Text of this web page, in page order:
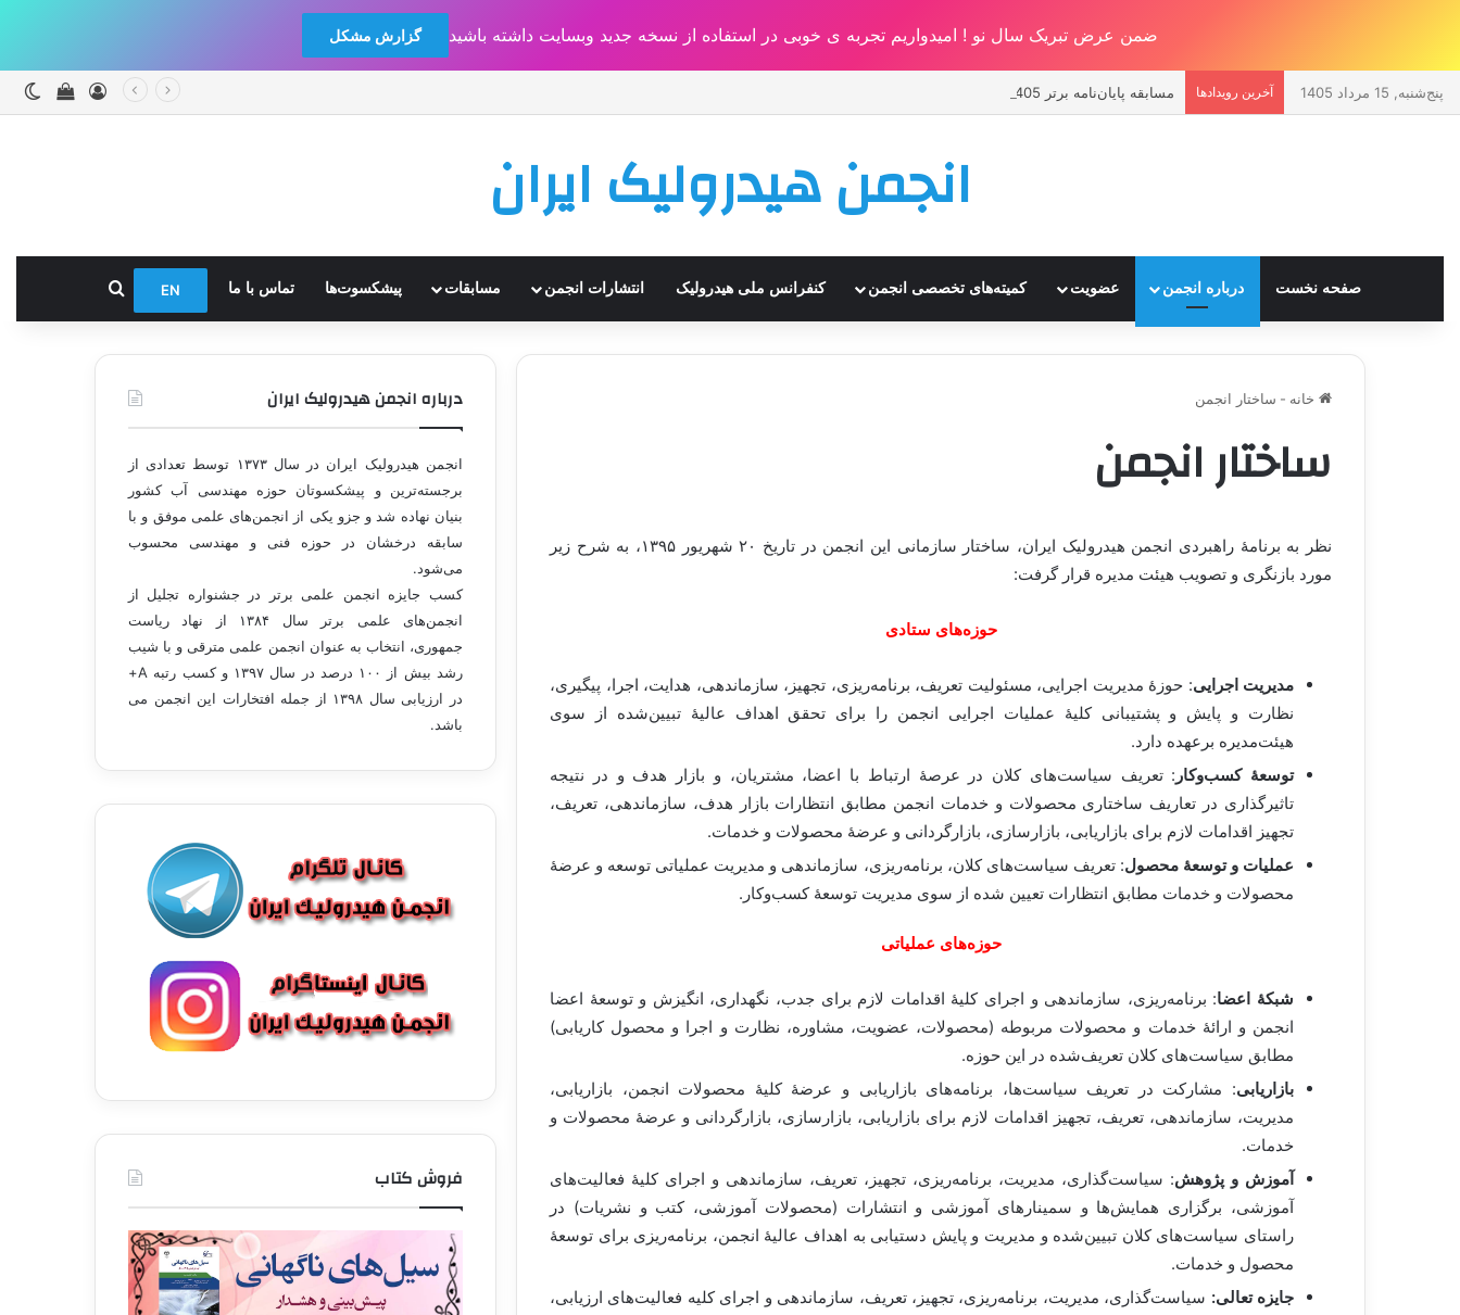
ضمن عرض تبریک سال نو ! امیدواریم تجربه ی خوبی در استفاده از نسخه جدید وبسایت داشته باشید گزارش مشکل
پنج‌شنبه, 15 مرداد 1405 آخرین رویدادها مسابقه پايان‌نامه برتر 1405 (هشتمين يادواره دکتر حسين صدقی) وروددیدن
انجمن هیدرولیک ایران
صفحه نخست درباره انجمن عضویت کمیته‌های تخصصی انجمن کنفرانس ملی هیدرولیک انتشارات انجمن مسابقات پیشکسوت‌ها تماس با ما EN جستجو برای
خانه - ساختار انجمن
ساختار انجمن
نظر به برنامۀ راهبردی انجمن هیدرولیک ایران، ساختار سازمانی این انجمن در تاریخ ۲۰ شهریور ۱۳۹۵، به شرح زیر
مورد بازنگری و تصویب هیئت مدیره قرار گرفت:
حوزه‌های ستادی
مدیریت اجرایی: حوزۀ مدیریت اجرایی، مسئولیت تعریف، برنامه‌ریزی، تجهیز، سازماندهی، هدایت، اجرا، پیگیری،
نظارت و پایش و پشتیبانی کلیۀ عملیات اجرایی انجمن را برای تحقق اهداف عالیۀ تبیین‌شده از سوی
هیئت‌مدیره برعهده دارد.
توسعۀ کسب‌وکار : تعریف سیاست‌های کلان در عرصۀ ارتباط با اعضا، مشتریان، و بازار هدف و در نتیجه
تاثیرگذاری در تعاریف ساختاری محصولات و خدمات انجمن مطابق انتظارات بازار هدف، سازماندهی، تعریف،
تجهیز اقدامات لازم برای بازاریابی، بازارسازی، بازارگردانی و عرضۀ محصولات و خدمات.
عملیات و توسعۀ محصول: تعریف سیاست‌های کلان، برنامه‌ریزی، سازماندهی و مدیریت عملیاتی توسعه و عرضۀ
محصولات و خدمات مطابق انتظارات تعیین شده از سوی مدیریت توسعۀ کسب‌و‌کار.
حوزه‌های عملیاتی
شبکۀ اعضا: برنامه‌ریزی، سازماندهی و اجرای کلیۀ اقدامات لازم برای جدب، نگهداری، انگیزش و توسعۀ اعضا
انجمن و ارائۀ خدمات و محصولات مربوطه (محصولات، عضویت، مشاوره، نظارت و اجرا و محصول کاریابی)
مطابق سیاست‌های کلان تعریف‌شده در این حوزه.
بازاریابی: مشارکت در تعریف سیاست‌ها، برنامه‌های بازاریابی و عرضۀ کلیۀ محصولات انجمن، بازاریابی،
مدیریت، سازماندهی، تعریف، تجهیز اقدامات لازم برای بازاریابی، بازارسازی، بازارگردانی و عرضۀ محصولات و
خدمات.
آموزش و پژوهش: سیاست‌گذاری، مدیریت، برنامه‌ریزی، تجهیز، تعریف، سازماندهی و اجرای کلیۀ فعالیت‌های
آموزشی، برگزاری همایش‌ها و سمینارهای آموزشی و انتشارات (محصولات آموزشی، کتب و نشریات) در
راستای سیاست‌های کلان تبیین‌شده و مدیریت و پایش دستیابی به اهداف عالیۀ انجمن، برنامه‌ریزی برای توسعۀ
محصول و خدمات.
جایزه تعالی: سیاست‌گذاری، مدیریت، برنامه‌ریزی، تجهیز، تعریف، سازماندهی و اجرای کلیه فعالیت‌های ارزیابی،
درباره انجمن هیدرولیک ایران
انجمن هیدرولیک ایران در سال ۱۳۷۳ توسط تعدادی از
برجسته‌ترین و پیشکسوتان حوزه مهندسی آب کشور
بنیان نهاده شد و جزو یکی از انجمن‌های علمی موفق و با
سابقه درخشان در حوزه فنی و مهندسی محسوب
می‌شود.
کسب جایزه انجمن علمی برتر در جشنواره تجلیل از
انجمن‌های علمی برتر سال ۱۳۸۴ از نهاد ریاست
جمهوری، انتخاب به عنوان انجمن علمی مترقی و با شيب
رشد بيش از ۱۰۰ درصد در سال ۱۳۹۷ و کسب رتبه A+
در ارزیابی سال ۱۳۹۸ از جمله افتخارات این انجمن می
باشد.
فروش کتاب